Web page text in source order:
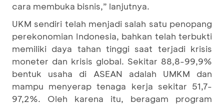
cara membuka bisnis,” lanjutnya.
UKM sendiri telah menjadi salah satu penopang
perekonomian Indonesia, bahkan telah terbukti
memiliki daya tahan tinggi saat terjadi krisis
moneter dan krisis global. Sekitar 88,8-99,9%
bentuk usaha di ASEAN adalah UMKM dan
mampu menyerap tenaga kerja sekitar 51,7-
97,2%. Oleh karena itu, beragam program